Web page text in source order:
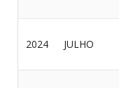
2024 JULHO